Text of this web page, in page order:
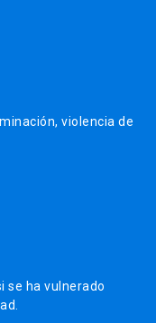
violencia de
se ha vulnerado